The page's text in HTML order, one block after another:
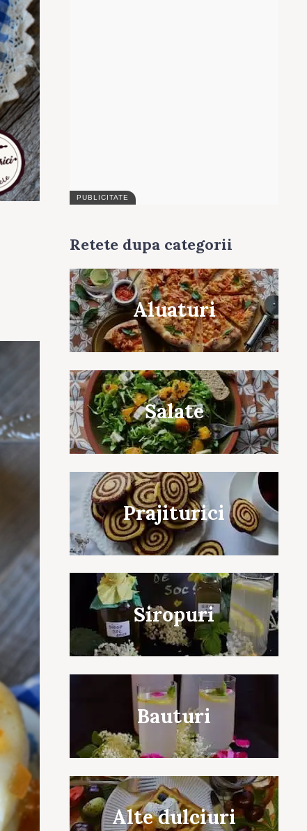
Retete dupa categorii
Aluaturi
Salate
Prajiturici
Siropuri
Bauturi
Alte dulciuri